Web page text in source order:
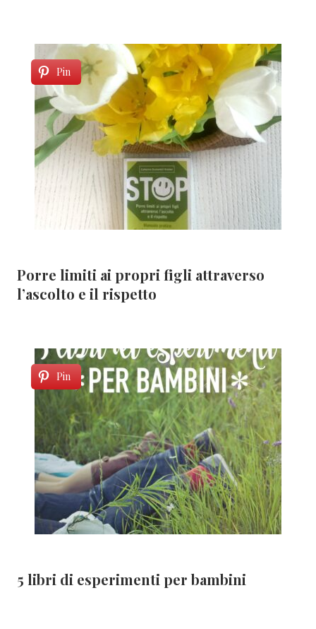
Pin
Porre limiti ai propri figli attraverso
l’ascolto e il rispetto
Pin
5 libri di esperimenti per bambini